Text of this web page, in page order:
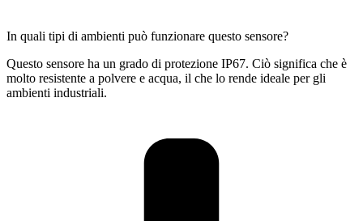
In quali tipi di ambienti può funzionare questo sensore?
Questo sensore ha un grado di protezione IP67. Ciò significa che è
molto resistente a polvere e acqua, il che lo rende ideale per gli
ambienti industriali.